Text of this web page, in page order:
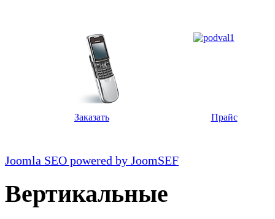
Заказать Прайс
Joomla SEO powered by JoomSEF
Вертикальные